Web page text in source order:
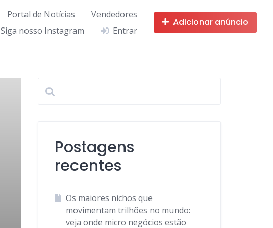
Portal de Notícias
Vendedores
Siga nosso Instagram
Entrar
Adicionar anúncio
Postagens
recentes
Os maiores nichos que
movimentam trilhões no mundo:
veja onde micro negócios estão